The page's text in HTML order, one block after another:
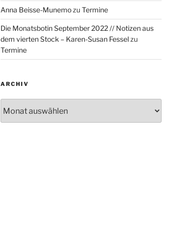
Anna Beisse-Munemozu Termine
Die Monatsbotin September 2022 // Notizen aus
dem vierten Stock – Karen-Susan Fesselzu
Termine
ARCHIV